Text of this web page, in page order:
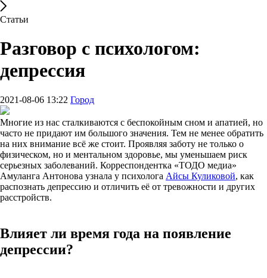
Статьи
Разговор с психологом:
депрессия
2021-08-06 13:22 Город
Многие из нас сталкиваются с беспокойным сном и апатией, но
часто не придают им большого значения. Тем не менее обратить
на них внимание всё же стоит. Проявляя заботу не только о
физическом, но и ментальном здоровье, мы уменьшаем риск
серьезных заболеваний. Корреспондентка «ТОДО медиа»
Амуланга Антонова узнала у психолога Айсы Куликовой, как
распознать депрессию и отличить её от тревожности и других
расстройств.
Влияет ли время года на появление
депрессии?